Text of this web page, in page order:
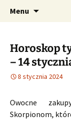
Menu
Horoskop
– 14
8 stycznia 2024
Owocne
Skorpionom,